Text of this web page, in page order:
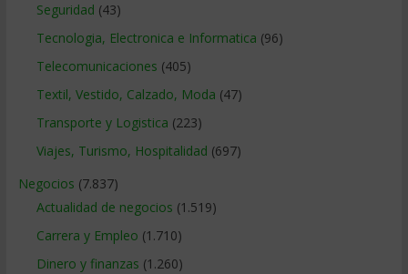
Seguridad (43)
Tecnologia, Electronica e Informatica (96)
Telecomunicaciones (405)
Textil, Vestido, Calzado, Moda (47)
Transporte y Logistica (223)
Viajes, Turismo, Hospitalidad (697)
Negocios (7.837)
Actualidad de negocios (1.519)
Carrera y Empleo (1.710)
Dinero y finanzas (1.260)